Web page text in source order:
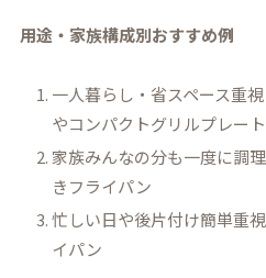
用途・家族構成別おすすめ例
一人暮らし・省スペース重
やコンパクトグリルプレート
家族みんなの分も一度に調
きフライパン
忙しい日や後片付け簡単重
イパン